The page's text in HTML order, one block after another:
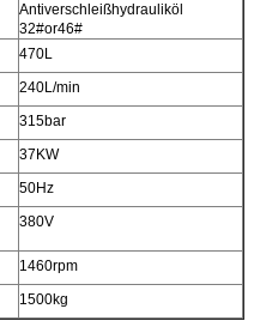
Antiverschleißhydrauliköl
32#or46#
470L
240L/min
315bar
37KW
50Hz
380V
1460rpm
1500kg